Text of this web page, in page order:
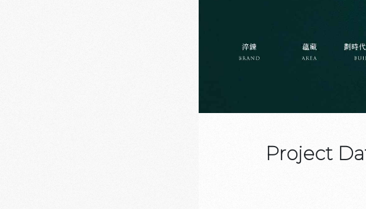
Project